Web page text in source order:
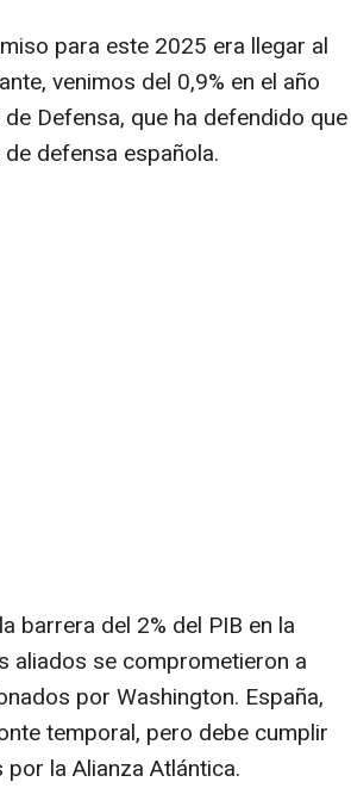
para este 2025 era llegar al
venimos del 0,9% en el año
Defensa, que ha defendido que
defensa española.
barrera del 2% del PIB en la
aliados se comprometieron a
por Washington. España,
temporal, pero debe cumplir
la Alianza Atlántica.